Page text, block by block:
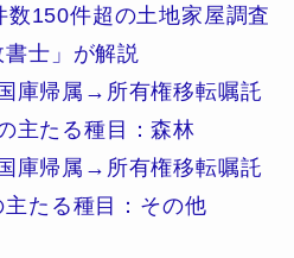
150件超の土地家屋調査
士」が解説
帰属→所有権移転嘱託
主たる種目：森林
帰属→所有権移転嘱託
たる種目：その他